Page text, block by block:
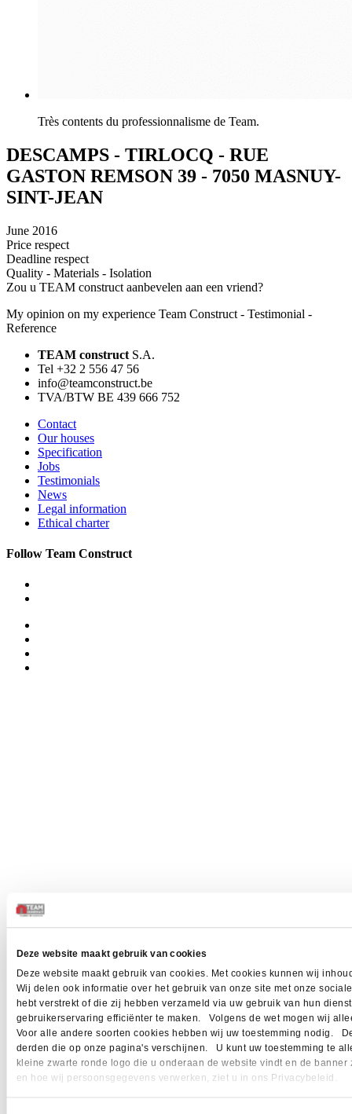
Deze website maakt gebruik van cookies
Deze website maakt gebruik van cookies. Met cookies kunnen wij
Wij delen ook informatie over het gebruik van onze site met onze
hebt verstrekt of die zij hebben verzameld via uw gebruik van hun
gebruikerservaring efficiënter te maken. Volgens de wet mogen wij
Voor alle andere soorten cookies hebben wij uw toestemming nodig.
derden die op onze pagina's verschijnen. U kunt uw toestemming te
kleine zwarte ronde logo die u onderaan de website vindt en de
en hoe wij persoonsgegevens verwerken, ziet u in ons Privacybeleid.
Très contents du professionnalisme de Team.
DESCAMPS - TIRLOCQ - RUE
GASTON REMSON 39 - 7050 MASNUY-
SINT-JEAN
June 2016
Price respect
Deadline respect
Quality - Materials - Isolation
Zou u TEAM construct aanbevelen aan een vriend?
My opinion on my experience Team Construct - Testimonial -
Reference
TEAM construct S.A.
Tel +32 2 556 47 56
info@teamconstruct.be
TVA/BTW BE 439 666 752
Contact
Our houses
Specification
Jobs
Testimonials
News
Legal information
Ethical charter
Follow Team Construct